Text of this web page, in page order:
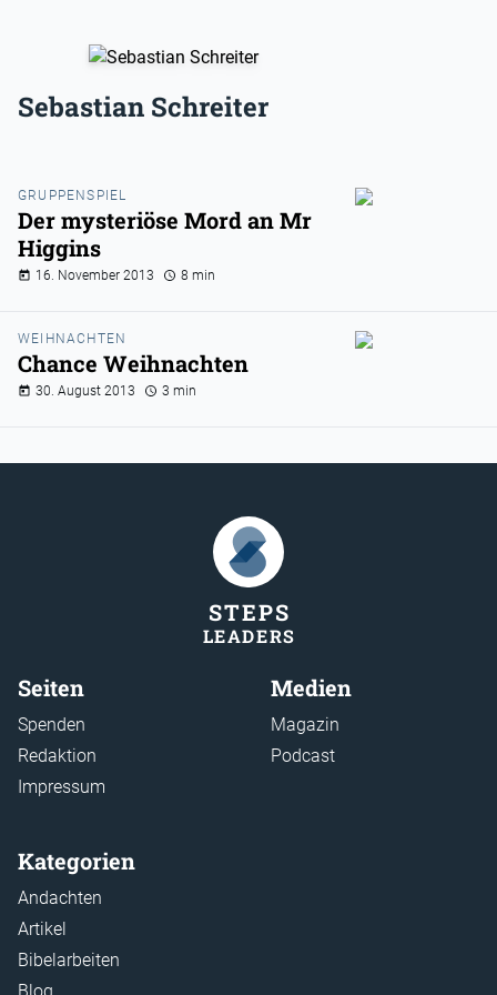
Sebastian Schreiter
GRUPPENSPIEL
Der mysteriöse Mord an Mr
Higgins
16. November 2013 8 min
WEIHNACHTEN
Chance Weihnachten
30. August 2013 3 min
STEPS
LEADERS
Seiten
Spenden
Redaktion
Impressum
Medien
Magazin
Podcast
Kategorien
Andachten
Artikel
Bibelarbeiten